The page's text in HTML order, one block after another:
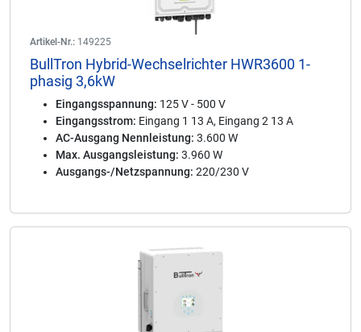
Artikel-Nr.: 149225
BullTron Hybrid-Wechselrichter HWR3600 1-
phasig 3,6kW
Eingangsspannung: 125 V - 500 V
Eingangsstrom: Eingang 1 13 A, Eingang 2 13 A
AC-Ausgang Nennleistung: 3.600 W
Max. Ausgangsleistung: 3.960 W
Ausgangs-/Netzspannung: 220/230 V